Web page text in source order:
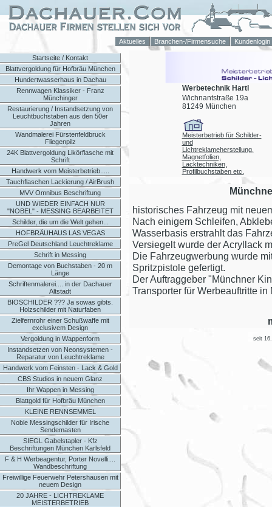
Aktuelles Branchen-/Firmensuche Kundenlogin
Startseite / Kontakt
Blattvergoldung für Hofbräu München
Hundertwasserhaus in Dachau
Rennwagen Klassiker - Franz
Münchinger
Restaurierung / Instandsetzung von
Leuchtbuchstaben aus den 50er
Jahren
Wandmalerei Fürstenfeldbruck
Fliegenpilz
24K Blattvergoldung Likörflasche mit
Schrift
Handwerk vom Meisterbetrieb.....
Tauchflaschen Lackierung / AirBrush
MVV Omnibus Beschriftung
UND WIEDER EINFACH NUR
"NOBEL" - MESSING BEARBEITET
Schilder, die um die Welt gehen...
HOFBRÄUHAUS LAS VEGAS
PreGel Deutschland Leuchtreklame
Schrift in Messing
Demontage von Buchstaben - 20 m
Länge
Schriftenmalerei.... in der Dachauer
Altstadt
BIOSCHILDER ??? Ja sowas gibts.
Holzschilder mit Naturfaben
Zielfernrohr einer Schußwaffe mit
exclusivem Design
Vergoldung in Wappenform
Instandsetzen von Neonsystemen -
Reparatur von Leuchtreklame
Handwerk vom Feinsten - Lack & Gold
CBS Studios in neuem Glanz
Ihr Wappen in Messing
Blattgold für Hofbräu München
KLEINE RENNSEMMEL
Noble Messingschilder für Irische
Sendemasten
SIEGL Gabelstapler - Kfz
Beschriftungen München Karlsfeld
F & H Werbeagentur, Porter Novelli....
Wandbeschriftung
Freiwillige Feuerwehr Petershausen mit
neuem Design
20 JAHRE - LICHTREKLAME
MEISTERBETRIEB
Werbetechnik Hartl
Wichnantstraße 19a
81249 München
Meisterbetrieb für Schilder-
und
Lichtreklameherstellung,
Magnetfolien,
Lacktechniken,
Profilbuchstaben etc.
historisches Fahrzeug mit
Nach einigem Schleifen,
Wasserbasis erstrahlt das
Versiegelt wurde der Acryllack
Die Fahrzeugwerbung wurde
Spritzpistole gefertigt.
Der Auftraggeber "Münchner
Transporter für Werbeauftritte
seit